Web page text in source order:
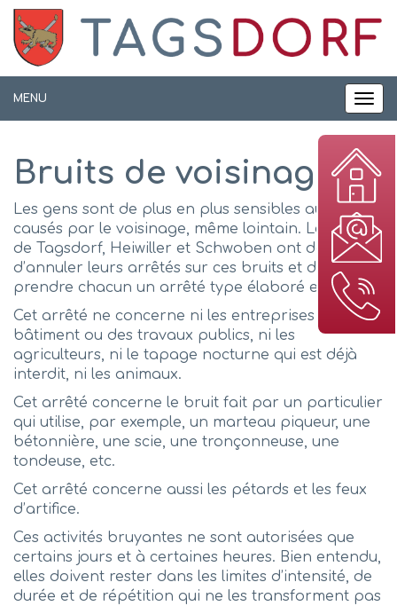
MENU
Bruits de voisinage
Les gens sont de plus en plus sensibles aux bruits
causés par le voisinage, même lointain. Les maires
de Tagsdorf, Heiwiller et Schwoben ont décidé
d’annuler leurs arrêtés sur ces bruits et de
prendre chacun un arrêté type élaboré ensemble.
Cet arrêté ne concerne ni les entreprises du
bâtiment ou des travaux publics, ni les
agriculteurs, ni le tapage nocturne qui est déjà
interdit, ni les animaux.
Cet arrêté concerne le bruit fait par un particulier
qui utilise, par exemple, un marteau piqueur, une
bétonnière, une scie, une tronçonneuse, une
tondeuse, etc.
Cet arrêté concerne aussi les pétards et les feux
d’artifice.
Ces activités bruyantes ne sont autorisées que
certains jours et à certaines heures. Bien entendu,
elles doivent rester dans les limites d’intensité, de
durée et de répétition qui ne les transforment pas
Panneau de gestion des cookies